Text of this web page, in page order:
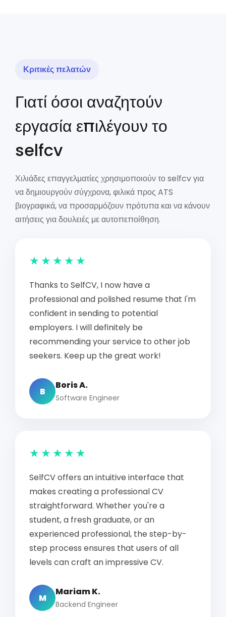
Κριτικές πελατών
Γιατί όσοι αναζητούν
εργασία επιλέγουν το
selfcv
Χιλιάδες επαγγελματίες χρησιμοποιούν το selfcv για
να δημιουργούν σύγχρονα, φιλικά προς ATS
βιογραφικά, να προσαρμόζουν πρότυπα και να κάνουν
αιτήσεις για δουλειές με αυτοπεποίθηση.
★★★★★
Thanks to SelfCV, I now have a
professional and polished resume that I'm
confident in sending to potential
employers. I will definitely be
recommending your service to other job
seekers. Keep up the great work!
B
Boris A.
Software Engineer
★★★★★
SelfCV offers an intuitive interface that
makes creating a professional CV
straightforward. Whether you're a
student, a fresh graduate, or an
experienced professional, the step-by-
step process ensures that users of all
levels can craft an impressive CV.
M
Mariam K.
Backend Engineer